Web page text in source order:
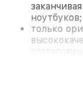
ноутбуков;
только
На все